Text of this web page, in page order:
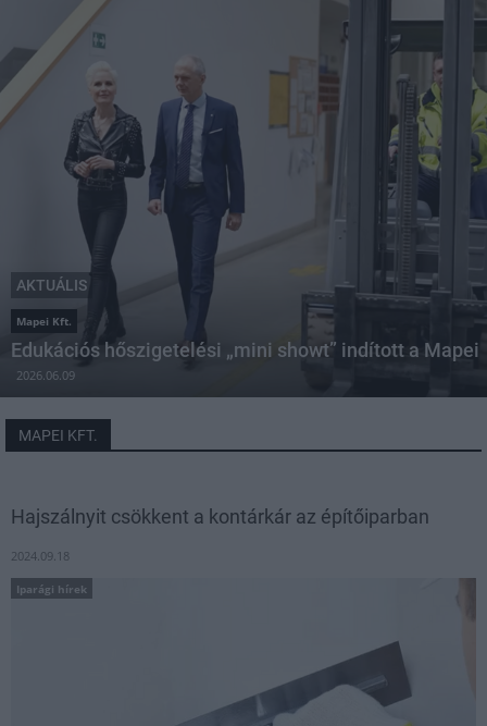
AKTUÁLIS
Mapei Kft.
Edukációs hőszigetelési „mini showt” indított a Mapei
2026.06.09
MAPEI KFT.
Hajszálnyit csökkent a kontárkár az építőiparban
2024.09.18
Iparági hírek